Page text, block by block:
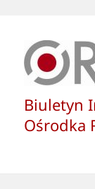
Biuletyn
Ośrodka